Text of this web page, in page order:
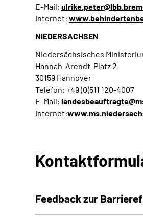
E-Mail:
Internet:
NIEDERSACHSEN
Niedersächsisches
Hannah-Arendt-Platz 2
30159 Hannover
Telefon: +49 (0)511 120-4007
E-Mail:
Internet:
Feedback zur